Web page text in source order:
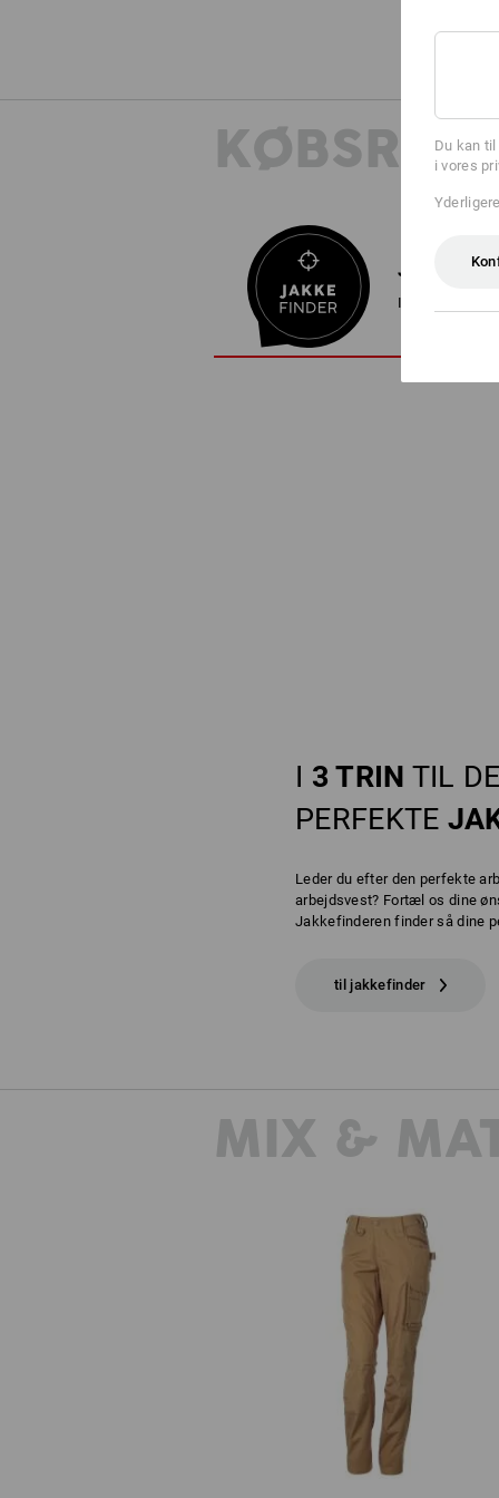
I 3 trin til den
I 3 TRIN TIL
PERFEKTE
Leder du efter den perfekte
arbejdsvest? Fortæl os dine
Jakkefinderen finder så dine
til jakkefinder
MIX &
Bukser e.s.e:pic ripstop, damer
Du kan
i vores